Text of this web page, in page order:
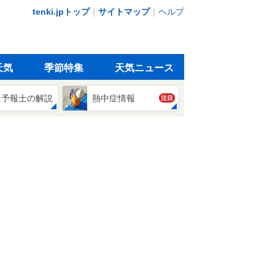
tenki.jpトップ｜ サイトマップ｜ ヘルプ
気 季節特集 天気ニュース
報士の解説 熱中症情報 注目